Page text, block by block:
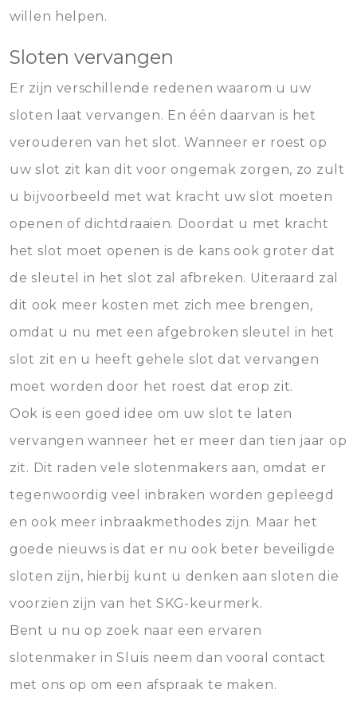
willen helpen.
Sloten vervangen
Er zijn verschillende redenen waarom u uw
sloten laat vervangen. En één daarvan is het
verouderen van het slot. Wanneer er roest op
uw slot zit kan dit voor ongemak zorgen, zo zult
u bijvoorbeeld met wat kracht uw slot moeten
openen of dichtdraaien. Doordat u met kracht
het slot moet openen is de kans ook groter dat
de sleutel in het slot zal afbreken. Uiteraard zal
dit ook meer kosten met zich mee brengen,
omdat u nu met een afgebroken sleutel in het
slot zit en u heeft gehele slot dat vervangen
moet worden door het roest dat erop zit.
Ook is een goed idee om uw slot te laten
vervangen wanneer het er meer dan tien jaar op
zit. Dit raden vele slotenmakers aan, omdat er
tegenwoordig veel inbraken worden gepleegd
en ook meer inbraakmethodes zijn. Maar het
goede nieuws is dat er nu ook beter beveiligde
sloten zijn, hierbij kunt u denken aan sloten die
voorzien zijn van het SKG-keurmerk.
Bent u nu op zoek naar een ervaren
slotenmaker in Sluis neem dan vooral contact
met ons op om een afspraak te maken.